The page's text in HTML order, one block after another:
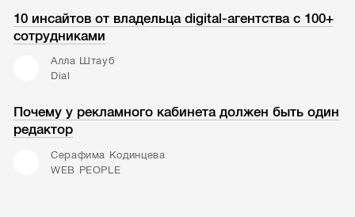
10 инсайтов от владельца digital-агентства с 100+
сотрудниками
Алла Штауб
Dial
Почему у рекламного кабинета должен быть один
редактор
Серафима Кодинцева
WEB PEOPLE